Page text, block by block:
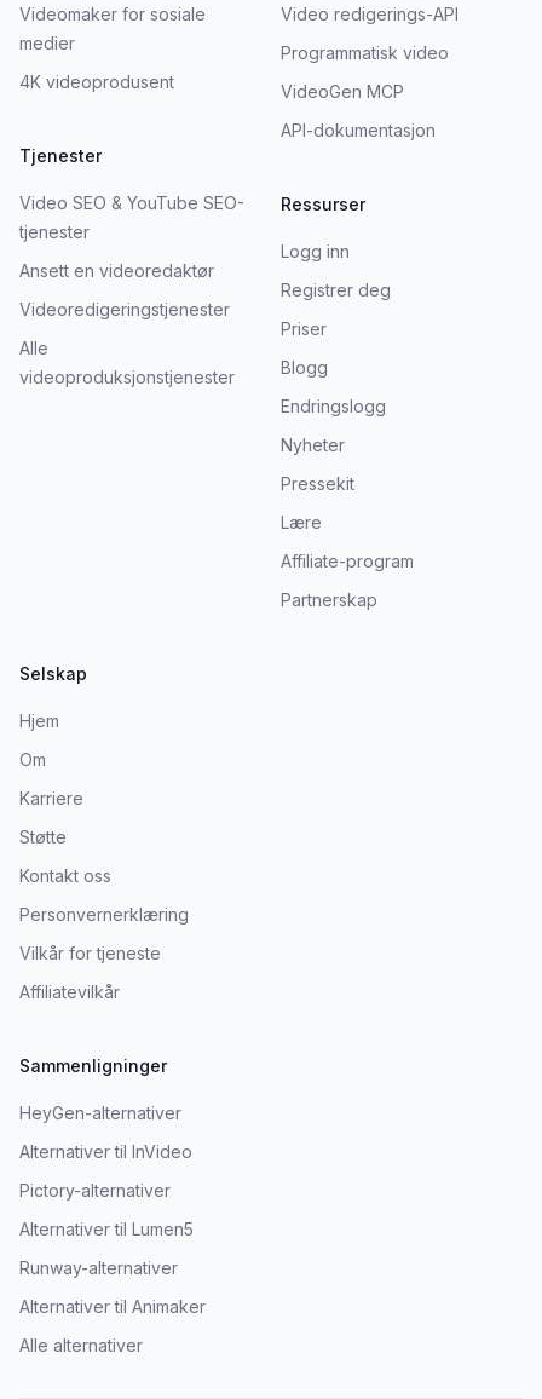
Videomaker for sosiale
medier
4K videoprodusent
Tjenester
Video SEO & YouTube SEO-
tjenester
Ansett en videoredaktør
Videoredigeringstjenester
Alle
videoproduksjonstjenester
Video redigerings-API
Programmatisk video
VideoGen MCP
API-dokumentasjon
Ressurser
Logg inn
Registrer deg
Priser
Blogg
Endringslogg
Nyheter
Pressekit
Lære
Affiliate-program
Partnerskap
Selskap
Hjem
Om
Karriere
Støtte
Kontakt oss
Personvernerklæring
Vilkår for tjeneste
Affiliatevilkår
Sammenligninger
HeyGen-alternativer
Alternativer til InVideo
Pictory-alternativer
Alternativer til Lumen5
Runway-alternativer
Alternativer til Animaker
Alle alternativer